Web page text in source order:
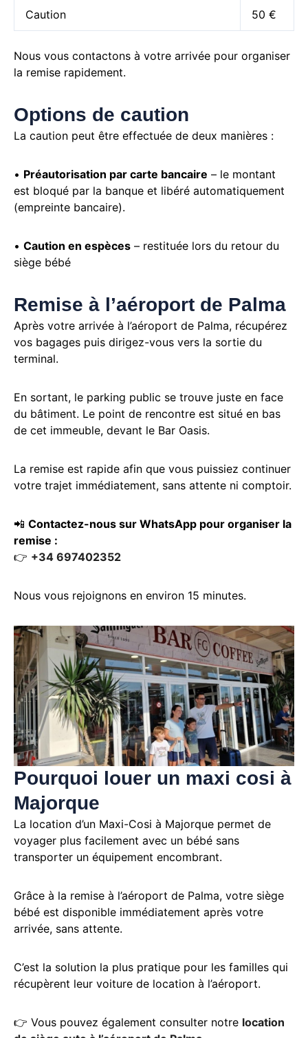
Caution 50 €
Nous vous contactons à votre arrivée pour organiser
la remise rapidement.
Options de caution
La caution peut être effectuée de deux manières :
• Préautorisation par carte bancaire – le montant
est bloqué par la banque et libéré automatiquement
(empreinte bancaire).
• Caution en espèces – restituée lors du retour du
siège bébé
Remise à l’aéroport de Palma
Après votre arrivée à l’aéroport de Palma, récupérez
vos bagages puis dirigez-vous vers la sortie du
terminal.
En sortant, le parking public se trouve juste en face
du bâtiment. Le point de rencontre est situé en bas
de cet immeuble, devant le Bar Oasis.
La remise est rapide afin que vous puissiez continuer
votre trajet immédiatement, sans attente ni comptoir.
📲 Contactez-nous sur WhatsApp pour organiser la
remise :
👉 +34 697402352
Nous vous rejoignons en environ 15 minutes.
Pourquoi louer un maxi cosi à
Majorque
La location d’un Maxi-Cosi à Majorque permet de
voyager plus facilement avec un bébé sans
transporter un équipement encombrant.
Grâce à la remise à l’aéroport de Palma, votre siège
bébé est disponible immédiatement après votre
arrivée, sans attente.
C’est la solution la plus pratique pour les familles qui
récupèrent leur voiture de location à l’aéroport.
👉 Vous pouvez également consulter notre location